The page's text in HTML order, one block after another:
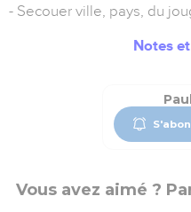
- Secouer ville, pays, du
Notes
Vous avez aimé ?